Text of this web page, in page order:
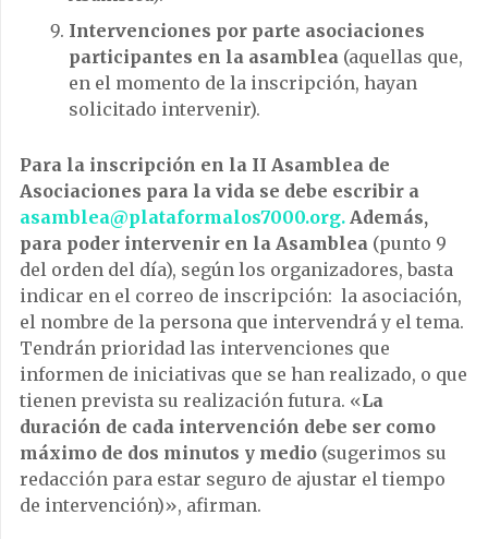
Intervenciones por parte asociaciones
participantes en la asamblea (aquellas que,
en el momento de la inscripción, hayan
solicitado intervenir).
Para la inscripción en la II Asamblea de
Asociaciones para la vida se debe escribir a
asamblea@plataformalos7000.org. Además,
para poder intervenir en la Asamblea (punto 9
del orden del día), según los organizadores, basta
indicar en el correo de inscripción: la asociación,
el nombre de la persona que intervendrá y el tema.
Tendrán prioridad las intervenciones que
informen de iniciativas que se han realizado, o que
tienen prevista su realización futura. «La
duración de cada intervención debe ser como
máximo de dos minutos y medio (sugerimos su
redacción para estar seguro de ajustar el tiempo
de intervención)», afirman.